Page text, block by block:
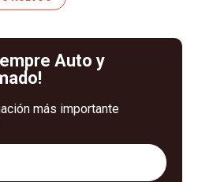
Auto y
más importante